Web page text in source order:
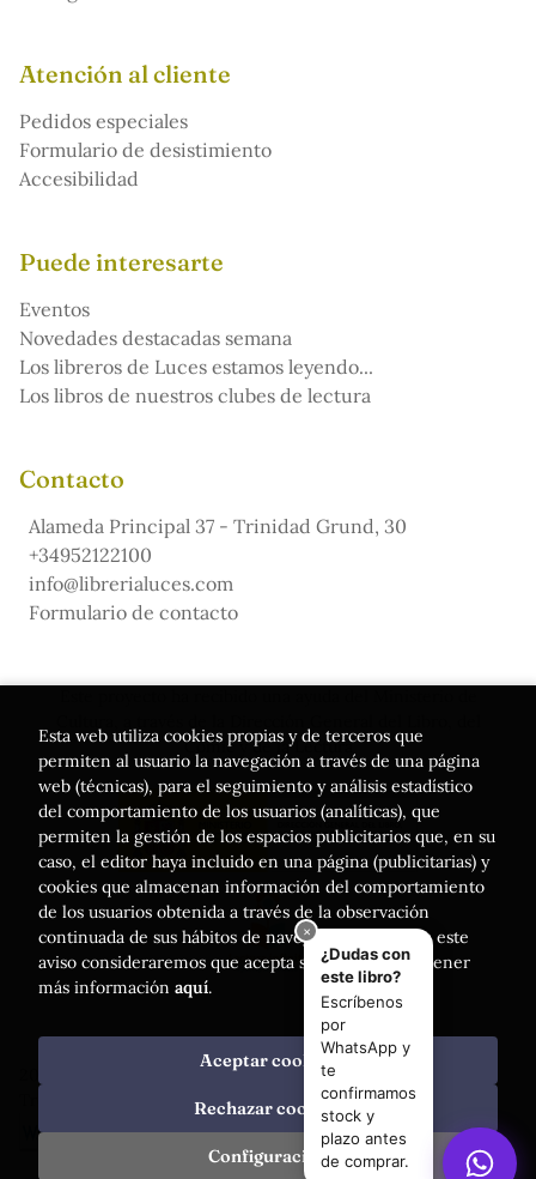
Atención al cliente
Pedidos especiales
Formulario de desistimiento
Accesibilidad
Puede interesarte
Eventos
Novedades destacadas semana
Los libreros de Luces estamos leyendo...
Los libros de nuestros clubes de lectura
Contacto
Alameda Principal 37 - Trinidad Grund, 30
+34952122100
info@librerialuces.com
Formulario de contacto
Cómic y de la Lectura
. Todos los Derechos Reservados |
Esta web utiliza cookies propias y de terceros que
permiten al usuario la navegación a través de una página
web (técnicas), para el seguimiento y análisis estadístico
del comportamiento de los usuarios (analíticas), que
permiten la gestión de los espacios publicitarios que, en su
caso, el editor haya incluido en una página (publicitarias) y
cookies que almacenan información del comportamiento
de los usuarios obtenida a través de la observación
continuada de sus hábitos de navegación. Si acepta este
aviso consideraremos que acepta su uso. Puede obtener
más información aquí.
Configuración
Rechazar cookies
Aceptar cookies